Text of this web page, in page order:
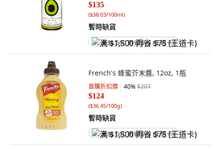
$135
($38.03/100ml)
暫時缺貨
满 $1,500 再省 $75 (王道卡)
French's 蜂蜜芥末醬, 12oz, 1瓶
首購折扣價 40%$207
$124
($36.45/100g)
暫時缺貨
满 $1,500 再省 $75 (王道卡)